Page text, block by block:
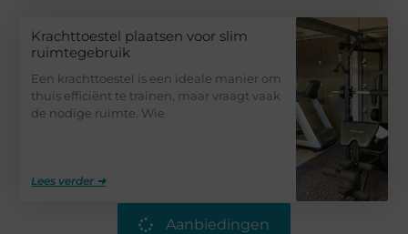
Krachttoestel plaatsen voor slim
ruimtegebruik
Een krachttoestel is een ideale manier om
thuis efficiënt te trainen, maar vraagt vaak
de nodige ruimte. Wie
Lees verder ➜
Aanbiedingen